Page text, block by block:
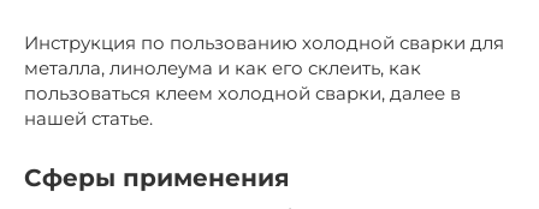
Инструкция по пользованию холодной сварки для
металла, линолеума и как его склеить, как
пользоваться клеем холодной сварки, далее в
нашей статье.
Сферы применения